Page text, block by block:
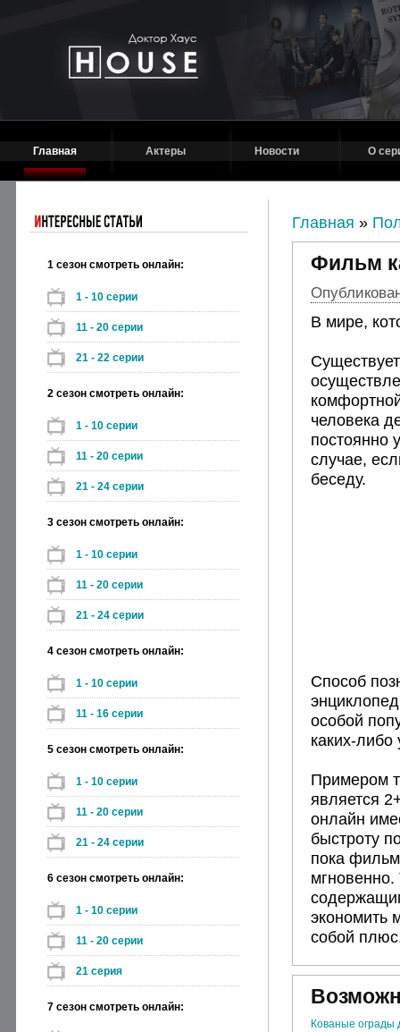
Главная Актеры Новости О
1 сезон смотреть онлайн:
1 - 10 серии
11 - 20 серии
21 - 22 серии
2 сезон смотреть онлайн:
1 - 10 серии
11 - 20 серии
21 - 24 серии
3 сезон смотреть онлайн:
1 - 10 серии
11 - 20 серии
21 - 24 серии
4 сезон смотреть онлайн:
1 - 10 серии
11 - 16 серии
5 сезон смотреть онлайн:
1 - 10 серии
11 - 20 серии
21 - 24 серии
6 сезон смотреть онлайн:
1 - 10 серии
11 - 20 серии
21 серия
7 сезон смотреть онлайн:
Главная »
Фильм
В мире,
человека
постоянно
случае,
беседу.
Способ
особой
каких-либо
Примером
является
онлайн
быстроту
пока фильм
экономить
собой
Кованые ограды